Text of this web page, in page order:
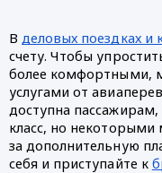
В деловых поездках и
счету. Чтобы
более комфортными,
услугами от
доступна
класс, но некоторыми
за дополнительную
себя и приступайте к